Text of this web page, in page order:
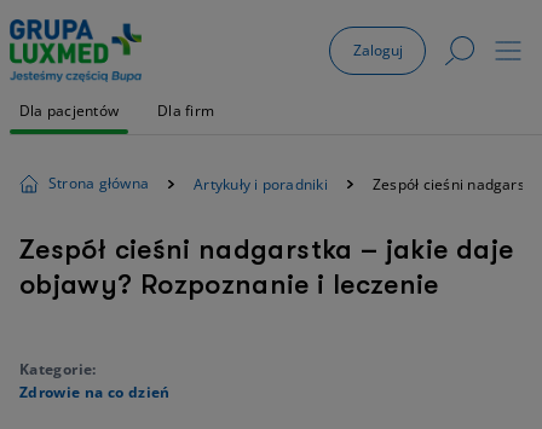
Zaloguj
Dla pacjentów Dla firm
Strona główna Artykuły i poradniki Zespół cieśni
Zespół cieśni nadgarstka – jakie daje
objawy? Rozpoznanie i leczenie
Kategorie:
Zdrowie na co dzień